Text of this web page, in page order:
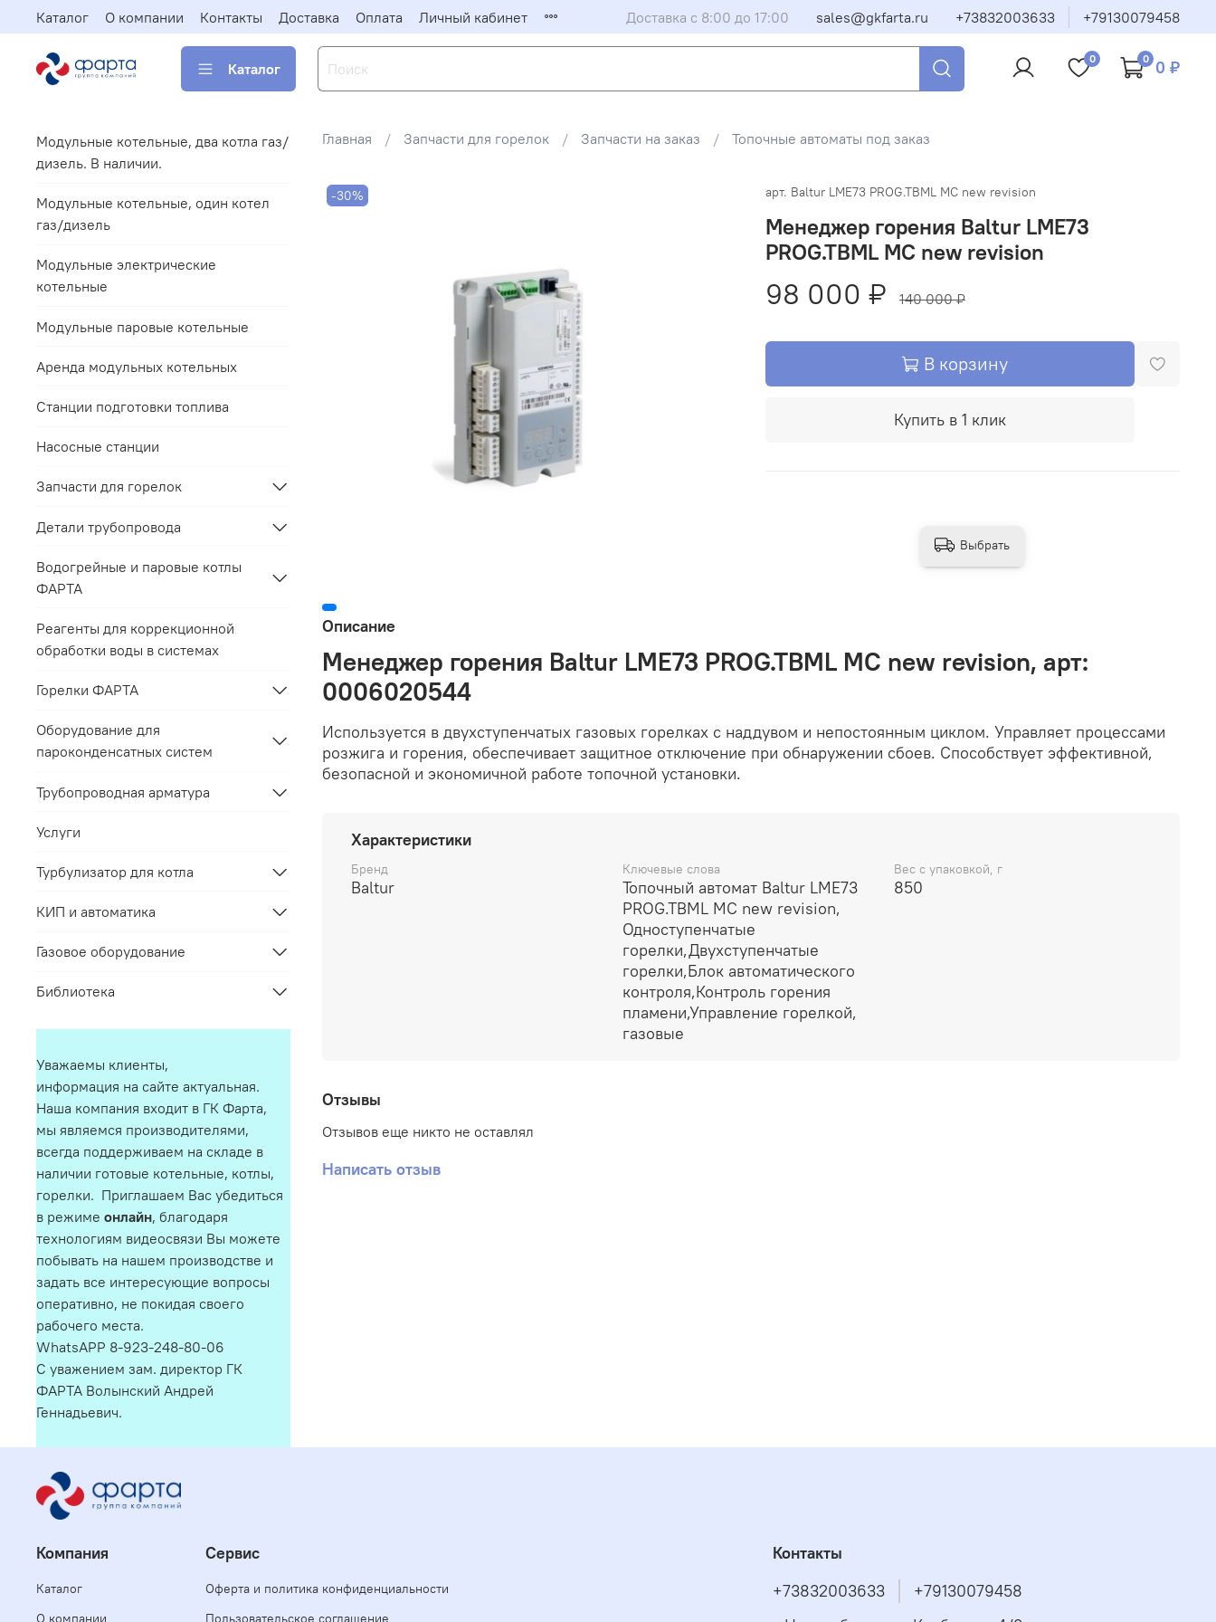
Каталог О компании Контакты Доставка Оплата Личный кабинет Доставка с 8:00 до 17:00 sales@gkfarta.ru +73832003633 +79130079458
Каталог
0 0 0 ₽
Главная Запчасти для горелок Запчасти на заказ Топочные автоматы под заказ
-30% арт. Baltur LME73 PROG.TBML MC new revision
Менеджер горения Baltur LME73
PROG.TBML MC new revision
98 000 ₽ 140 000 ₽
В корзину
Купить в 1 клик
Описание
Менеджер горения Baltur LME73 PROG.TBML MC new revision, арт:
0006020544
Используется в двухступенчатых газовых горелках с наддувом и непостоянным циклом. Управляет процессами
розжига и горения, обеспечивает защитное отключение при обнаружении сбоев. Способствует эффективной,
безопасной и экономичной работе топочной установки.
Характеристики
Бренд
Baltur
Ключевые слова
Топочный автомат Baltur LME73
PROG.TBML MC new revision,
Одноступенчатые
горелки,Двухступенчатые
горелки,Блок автоматического
контроля,Контроль горения
пламени,Управление горелкой,
газовые
Вес с упаковкой, г
850
Отзывы
Отзывов еще никто не оставлял
Написать отзыв
Выбрать
Модульные котельные, два котла газ/
дизель. В наличии.
Модульные котельные, один котел
газ/дизель
Модульные электрические
котельные
Модульные паровые котельные
Аренда модульных котельных
Станции подготовки топлива
Насосные станции
Запчасти для горелок
Детали трубопровода
Водогрейные и паровые котлы
ФАРТА
Реагенты для коррекционной
обработки воды в системах
Горелки ФАРТА
Оборудование для
пароконденсатных систем
Трубопроводная арматура
Услуги
Турбулизатор для котла
КИП и автоматика
Газовое оборудование
Библиотека
Уважаемы клиенты,
информация на сайте актуальная.
Наша компания входит в ГК Фарта,
мы являемся производителями,
всегда поддерживаем на складе в
наличии готовые котельные, котлы,
горелки. Приглашаем Вас убедиться
в режиме онлайн, благодаря
технологиям видеосвязи Вы можете
побывать на нашем производстве и
задать все интересующие вопросы
оперативно, не покидая своего
рабочего места.
WhatsAPP 8-923-248-80-06
С уважением зам. директор ГК
ФАРТА Волынский Андрей
Геннадьевич.
Компания
Каталог
О компании
Сервис
Оферта и политика конфиденциальности
Пользовательское соглашение
Контакты
+73832003633
+79130079458